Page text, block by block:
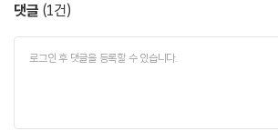
댓글 (1건)